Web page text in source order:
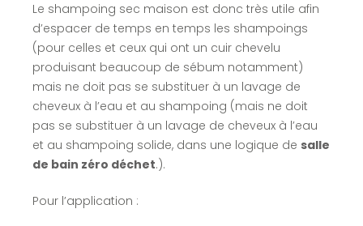
Le shampoing sec maison est donc très utile afin
d’espacer de temps en temps les shampoings
(pour celles et ceux qui ont un cuir chevelu
produisant beaucoup de sébum notamment)
mais ne doit pas se substituer à un lavage de
cheveux à l’eau et au shampoing (mais ne doit
pas se substituer à un lavage de cheveux à l’eau
et au shampoing solide, dans une logique de salle
de bain zéro déchet.).
Pour l’application :